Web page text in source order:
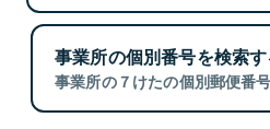
事業所の個別番号を検索す
事業所の７けたの個別郵便番